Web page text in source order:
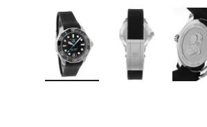
Bild 1 in Galerieansicht laden
Bild 2 in Bild 3